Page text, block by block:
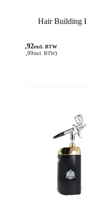
Hair Building
28,92excl. BTW
34,99incl. BTW)